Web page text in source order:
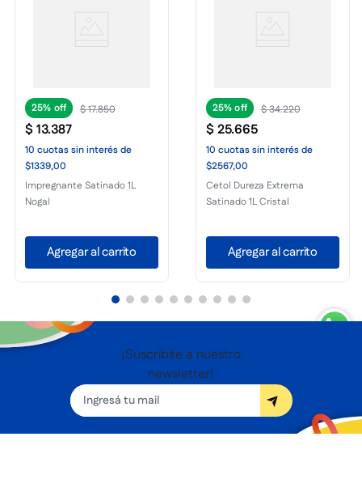
25% $17.850
$13.387
10 cuotassin interésde
$1339,00
Impregnante Satinado 1L
Nogal
Agregar al carrito
25% $34.220
$25.665
10 cuotassin interésde
$2567,00
Cetol Dureza Extrema
Satinado 1L Cristal
Agregar al carrito
¡Suscribite a nuestro
newsletter!